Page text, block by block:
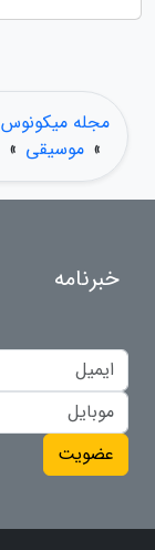
مجله میکونوس
» موسیقی »
خبرنامه
عضویت